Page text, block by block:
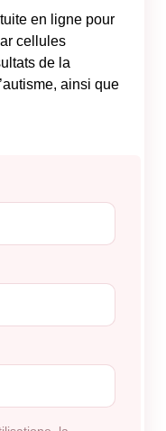
en ligne pour
cellules
de la
ainsi que